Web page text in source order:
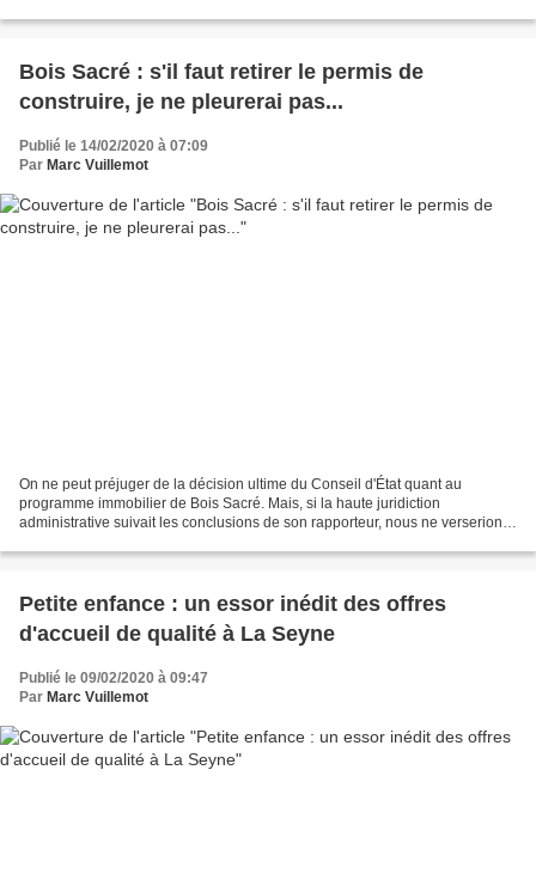
Bois Sacré : s'il faut retirer le permis de
construire, je ne pleurerai pas...
Publié le 14/02/2020 à 07:09
Par Marc Vuillemot
On ne peut préjuger de la décision ultime du Conseil d'État quant au
programme immobilier de Bois Sacré. Mais, si la haute juridiction
administrative suivait les conclusions de son rapporteur, nous ne verserions
Petite enfance : un essor inédit des offres
d'accueil de qualité à La Seyne
Publié le 09/02/2020 à 09:47
Par Marc Vuillemot